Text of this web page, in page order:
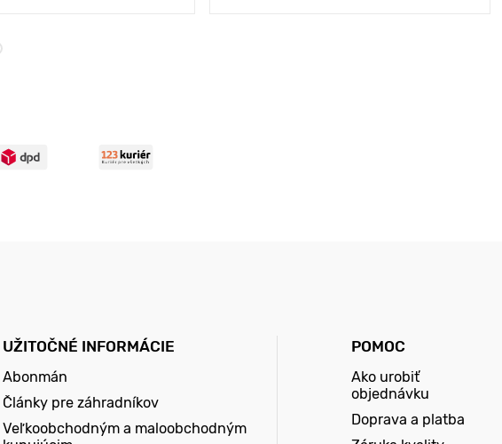
UŽITOČNÉ INFORMÁCIE
Abonmán
Články pre záhradníkov
Veľkoobchodným a maloobchodným
POMOC
Ako urobiť
objednávku
Doprava a platba